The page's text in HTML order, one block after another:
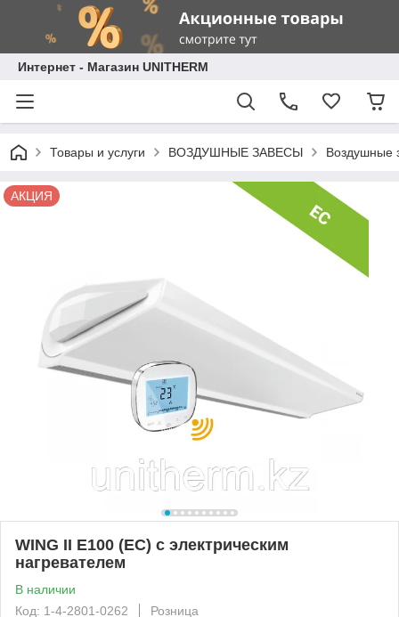
Интернет - Магазин UNITHERM
Товары и услуги ВОЗДУШНЫЕ ЗАВЕСЫ Воздушные
АКЦИЯ
WING II E100 (EC) с электрическим
нагревателем
В наличии
Код: 1-4-2801-0262
Розница